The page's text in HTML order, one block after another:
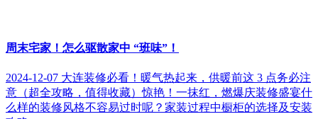
周末宅家！怎么驱散家中 “班味”！
2024-12-07 大连装修必看！暖气热起来，供暖前这 3 点务必注
意（超全攻略，值得收藏）惊艳！一抹红，燃爆庆装修盛宴什
么样的装修风格不容易过时呢？ 家装过程中橱柜的选择及安装